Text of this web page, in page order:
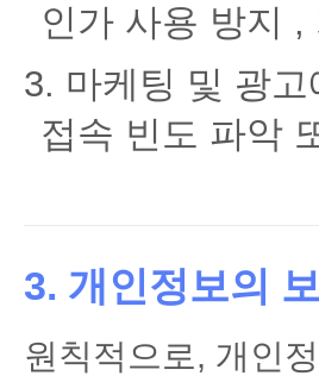
인가 사용 방지
3. 마케팅 및 광고
접속 빈도 파악
3. 개인정보의
원칙적으로, 개인